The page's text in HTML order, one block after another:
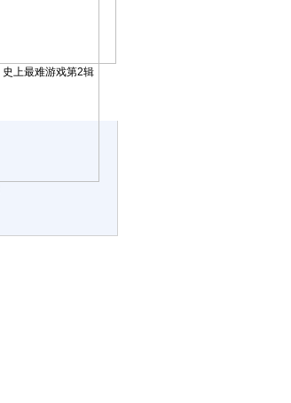
史上最难游戏第2辑